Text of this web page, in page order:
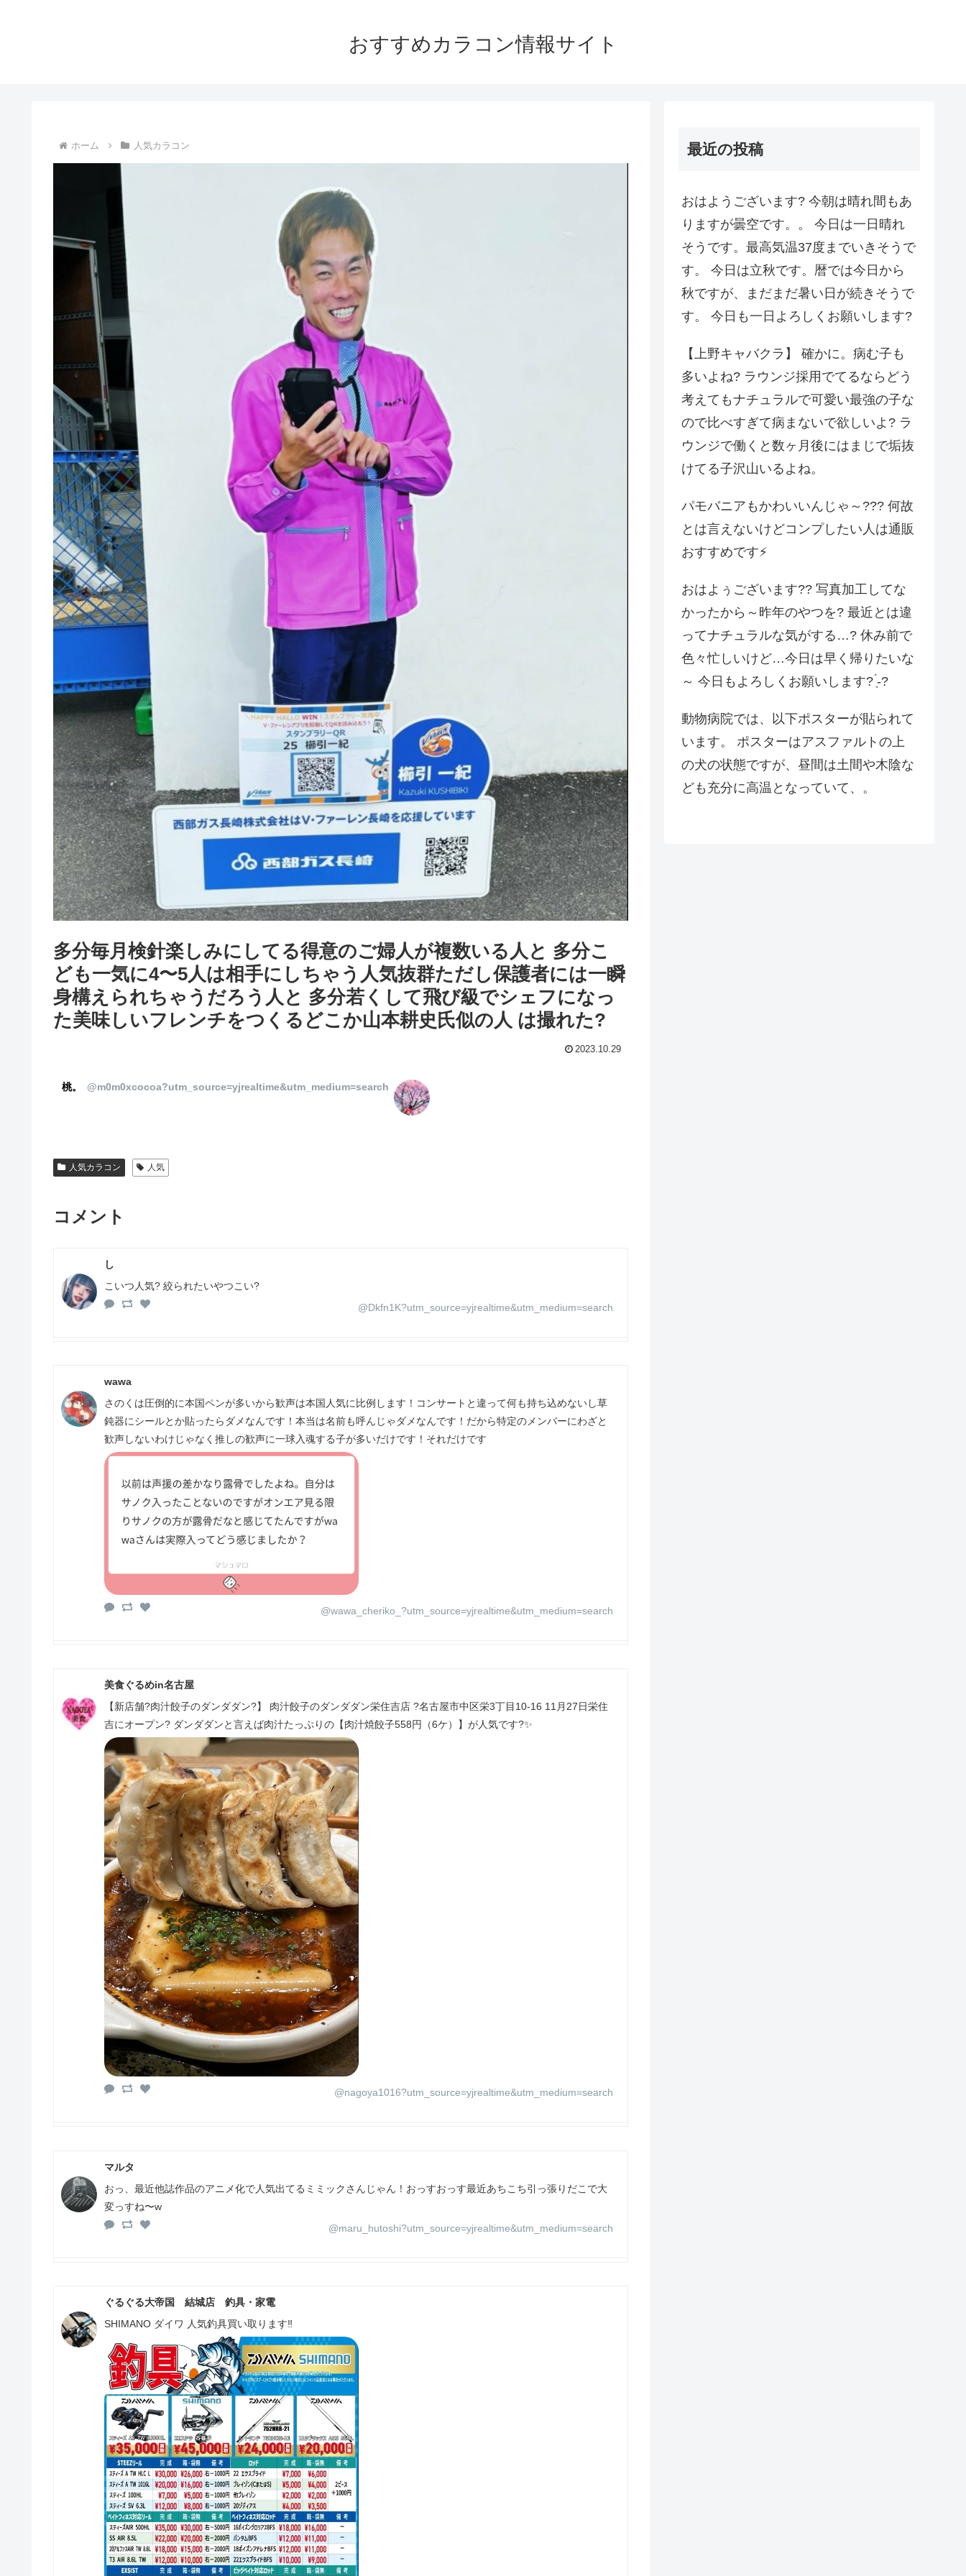
おすすめカラコン情報サイト
ホーム 人気カラコン
多分毎月検針楽しみにしてる得意のご婦人が複数いる人と 多分こ
ども一気に4〜5人は相手にしちゃう人気抜群ただし保護者には一瞬
身構えられちゃうだろう人と 多分若くして飛び級でシェフになっ
た美味しいフレンチをつくるどこか山本耕史氏似の人 は撮れた?
2023.10.29
桃。 @m0m0xcocoa?utm_source=yjrealtime&utm_medium=search
人気カラコン 人気
コメント
し
こいつ人気? 絞られたいやつこい?
@Dkfn1K?utm_source=yjrealtime&utm_medium=search
wawa
さのくは圧倒的に本国ペンが多いから歓声は本国人気に比例します！コンサートと違って何も持ち込めないし草
鈍器にシールとか貼ったらダメなんです！本当は名前も呼んじゃダメなんです！だから特定のメンバーにわざと
歓声しないわけじゃなく推しの歓声に一球入魂する子が多いだけです！それだけです
@wawa_cheriko_?utm_source=yjrealtime&utm_medium=search
美食ぐるめin名古屋
【新店舗?肉汁餃子のダンダダン?】 肉汁餃子のダンダダン栄住吉店 ?名古屋市中区栄3丁目10-16 11月27日栄住
吉にオープン? ダンダダンと言えば肉汁たっぷりの【肉汁焼餃子558円（6ケ）】が人気です?✨
@nagoya1016?utm_source=yjrealtime&utm_medium=search
マルタ
おっ、最近他誌作品のアニメ化で人気出てるミミックさんじゃん！おっすおっす最近あちこち引っ張りだこで大
変っすね〜w
@maru_hutoshi?utm_source=yjrealtime&utm_medium=search
ぐるぐる大帝国 結城店 釣具・家電
SHIMANO ダイワ 人気釣具買い取ります‼
最近の投稿
おはようございます? 今朝は晴れ間もあ
りますが曇空です。。 今日は一日晴れ
そうです。最高気温37度までいきそうで
す。 今日は立秋です。暦では今日から
秋ですが、まだまだ暑い日が続きそうで
す。 今日も一日よろしくお願いします?
【上野キャバクラ】 確かに。病む子も
多いよね? ラウンジ採用でてるならどう
考えてもナチュラルで可愛い最強の子な
ので比べすぎて病まないで欲しいよ? ラ
ウンジで働くと数ヶ月後にはまじで垢抜
けてる子沢山いるよね。
パモバニアもかわいいんじゃ～??? 何故
とは言えないけどコンプしたい人は通販
おすすめです⚡️
おはよぅございます?? 写真加工してな
かったから～昨年のやつを? 最近とは違
ってナチュラルな気がする…? 休み前で
色々忙しいけど…今日は早く帰りたいな
～ 今日もよろしくお願いします? ̖́-?
動物病院では、以下ポスターが貼られて
います。 ポスターはアスファルトの上
の犬の状態ですが、昼間は土間や木陰な
ども充分に高温となっていて、。